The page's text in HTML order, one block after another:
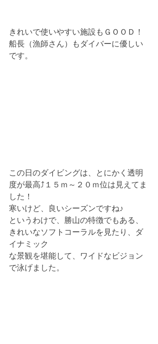
きれいで使いやすい施設もＧＯＯＤ！
船長（漁師さん）もダイバーに優しい
です。
この日のダイビングは、とにかく透明
度が最高⤴１５ｍ～２０ｍ位は見えてま
した！
寒いけど、良いシーズンですね♪
というわけで、勝山の特徴でもある、
きれいなソフトコーラルを見たり、ダ
イナミック
な景観を堪能して、ワイドなビジョン
で泳げました。